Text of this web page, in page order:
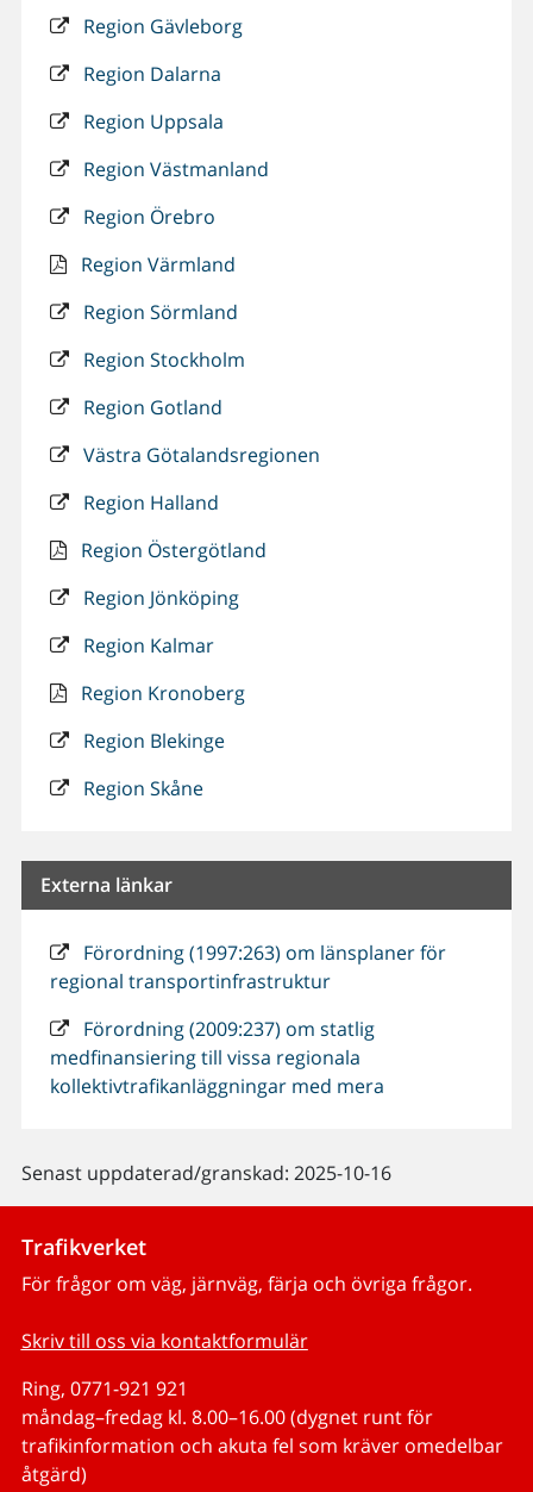
Region Gävleborg
Region Dalarna
Region Uppsala
Region Västmanland
Region Örebro
Region Värmland
Region Sörmland
Region Stockholm
Region Gotland
Västra Götalandsregionen
Region Halland
Region Östergötland
Region Jönköping
Region Kalmar
Region Kronoberg
Region Blekinge
Region Skåne
Externa länkar
Förordning (1997:263) om länsplaner för
regional transportinfrastruktur
Förordning (2009:237) om statlig
medfinansiering till vissa regionala
kollektivtrafikanläggningar med mera
Senast uppdaterad/granskad: 2025-10-16
Trafikverket
För frågor om väg, järnväg, färja och övriga frågor.
Skriv till oss via kontaktformulär
Ring, 0771-921 921
måndag–fredag kl. 8.00–16.00 (dygnet runt för
trafikinformation och akuta fel som kräver omedelbar
åtgärd)